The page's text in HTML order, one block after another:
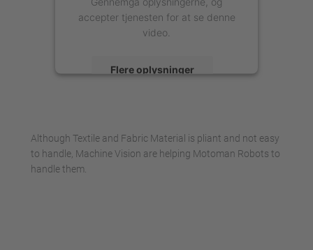
accepter tjenesten for at se denne
video.
Flere oplysninger
Management Platform
Although Textile and Fabric Material is pliant and not easy
to handle, Machine Vision are helping Motoman Robots to
handle them.